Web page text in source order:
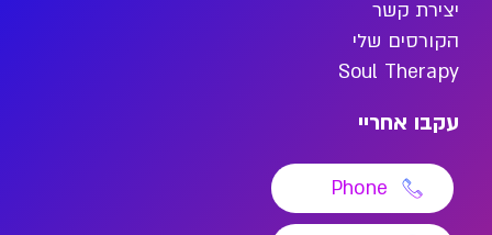
יצירת קשר
הקורסים שלי
Soul Therapy
עקבו אחריי
Phone